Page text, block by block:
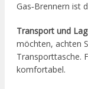
Gas‑Brennern ist
Transport und
möchten, achten
Transporttasche.
komfortabel.